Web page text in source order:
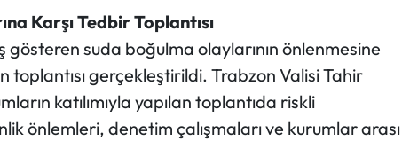
Karşı Tedbir Toplantısı
gösteren suda boğulma olaylarının önlenmesine
toplantısı gerçekleştirildi. Trabzon Valisi Tahir
katılımıyla yapılan toplantıda riskli
önlemleri, denetim çalışmaları ve kurumlar arası